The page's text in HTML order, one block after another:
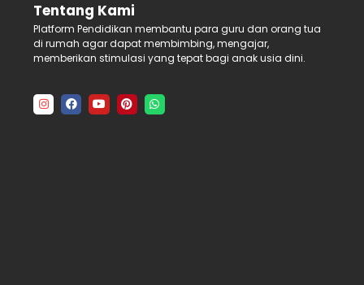
Tentang Kami
Platform Pendidikan membantu para guru dan orang tua
di rumah agar dapat membimbing, mengajar,
memberikan stimulasi yang tepat bagi anak usia dini.